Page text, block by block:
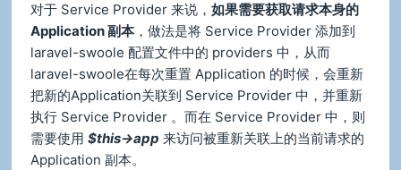
对于 Service Provider 来说，如果需要获取请求本身的
Application 副本，做法是将 Service Provider 添加到
laravel-swoole 配置文件中的 providers 中，从而
laravel-swoole在每次重置 Application 的时候，会重新
把新的Application关联到 Service Provider 中，并重新
执行 Service Provider 。而在 Service Provider 中，则
需要使用$this->app 来访问被重新关联上的当前请求的
Application 副本。